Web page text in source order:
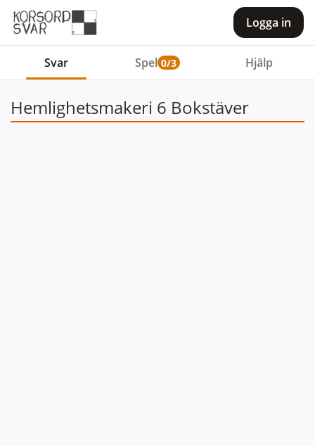
Logga in
Svar Spel 0/3 Hjälp
Hemlighetsmakeri 6 Bokstäver